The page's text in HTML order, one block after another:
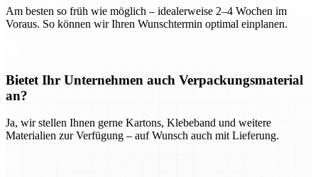
Am besten so früh wie möglich – idealerweise 2–4 Wochen im
Voraus. So können wir Ihren Wunschtermin optimal einplanen.
Bietet Ihr Unternehmen auch Verpackungsmaterial
an?
Ja, wir stellen Ihnen gerne Kartons, Klebeband und weitere
Materialien zur Verfügung – auf Wunsch auch mit Lieferung.